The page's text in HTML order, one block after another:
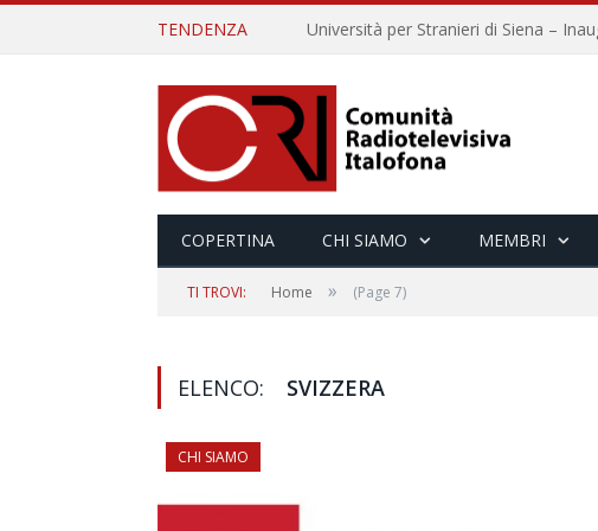
TENDENZA
COPERTINA CHI SIAMO MEMBRI
TI TROVI: Home » (Page 7)
ELENCO: SVIZZERA
CHI SIAMO